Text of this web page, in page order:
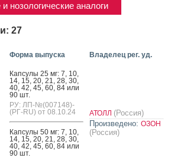
нозологические аналоги
27
Форма выпуска Владелец рег. уд.
Кап­су­лы 25 мг: 7, 10,
14, 15, 20, 21, 28, 30,
40, 42, 45, 60, 84 или
90 шт.
РУ: ЛП-№(007148)-
(РГ-RU) от 08.10.24
Кап­су­лы 50 мг: 7, 10,
14, 15, 20, 21, 28, 30,
40, 42, 45, 60, 84 или
90 шт.
АТОЛЛ (Россия)
Произведено: ОЗОН
(Россия)